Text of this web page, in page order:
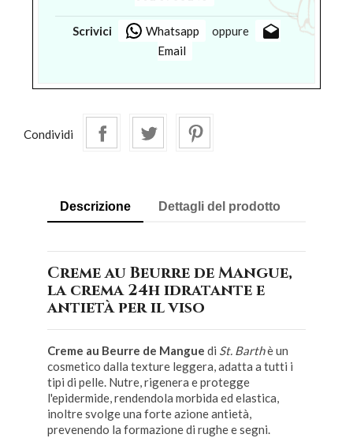
Scrivici Whatsapp oppure drafts
Email
Condividi
Descrizione Dettagli del prodotto
Creme au Beurre de Mangue,
la crema 24h idratante e
antietà per il viso
Creme au Beurre de Mangue di St. Barthè un
cosmetico dalla texture leggera, adatta a tutti i
tipi di pelle. Nutre, rigenera e protegge
l'epidermide, rendendola morbida ed elastica,
inoltre svolge una forte azione antietà,
prevenendo la formazione di rughe e segni.